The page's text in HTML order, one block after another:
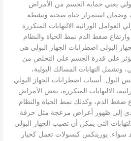
يعني حماية الجسم من الأمراض
وضمان استمرار حياة صحية ونشطة.
العوامل الوراثية الالتهابات المتكررة
ضغط الدم نمط الحياة والنظام
البولي اضطرابات الجهاز البولي هي
على قدرة الجسم على التخلص من
وتشمل التهابات المسالك البولية،
البول. أسباب اضطرابات الجهاز البولي
الالتهابات المتكررة، بعض الأمراض
ضغط الدم، وكذلك نمط الحياة والنظام
إلى ظهور أعراض مزعجة مثل حرقة
التي يمكن أن تصيب الجهاز البولي
سواء. يورينكس كبسولات تعمل كخيار